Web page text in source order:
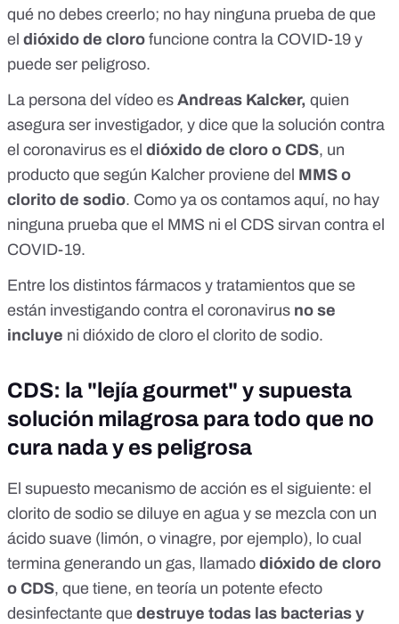
qué no debes creerlo; no hay ninguna prueba de que
el dióxido de cloro funcione contra la COVID-19 y
puede ser peligroso.
La persona del vídeo es Andreas Kalcker, quien
asegura ser investigador, y dice que la solución contra
el coronavirus es el dióxido de cloro o CDS, un
producto que según Kalcher proviene del MMS o
clorito de sodio. Como ya os contamos aquí, no hay
ninguna prueba que el MMS ni el CDS sirvan contra el
COVID-19.
Entre los distintos fármacos y tratamientos que se
están investigando contra el coronavirus no se
incluye ni dióxido de cloro el clorito de sodio.
CDS: la "lejía gourmet" y supuesta
solución milagrosa para todo que no
cura nada y es peligrosa
El supuesto mecanismo de acción es el siguiente: el
clorito de sodio se diluye en agua y se mezcla con un
ácido suave (limón, o vinagre, por ejemplo), lo cual
termina generando un gas, llamado dióxido de cloro
o CDS, que tiene, en teoría un potente efecto
desinfectante que destruye todas las bacterias y